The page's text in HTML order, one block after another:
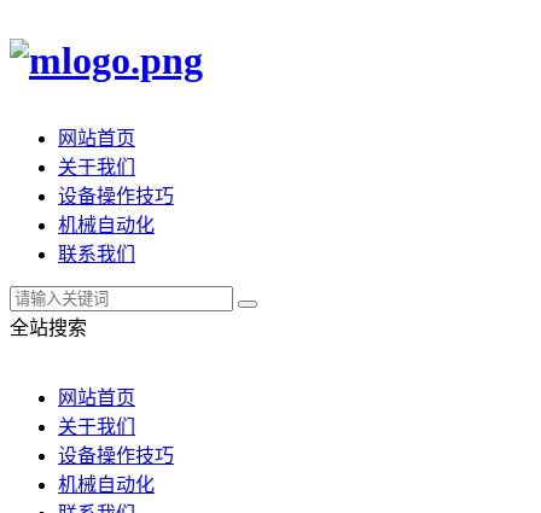
网站首页
关于我们
设备操作技巧
机械自动化
联系我们
全站搜索
网站首页
关于我们
设备操作技巧
机械自动化